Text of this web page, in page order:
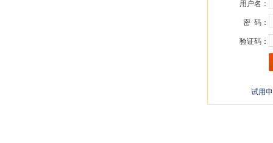
用户名：
密 码：
验证码：
试用